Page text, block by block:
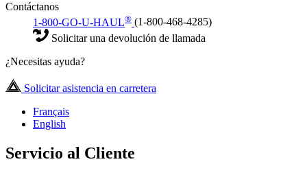
Contáctanos
1-800-GO-U-HAUL® (1-800-468-4285)
Solicitar una devolución de llamada
¿Necesitas ayuda?
Solicitar asistencia en carretera
Français
English
Servicio al Cliente